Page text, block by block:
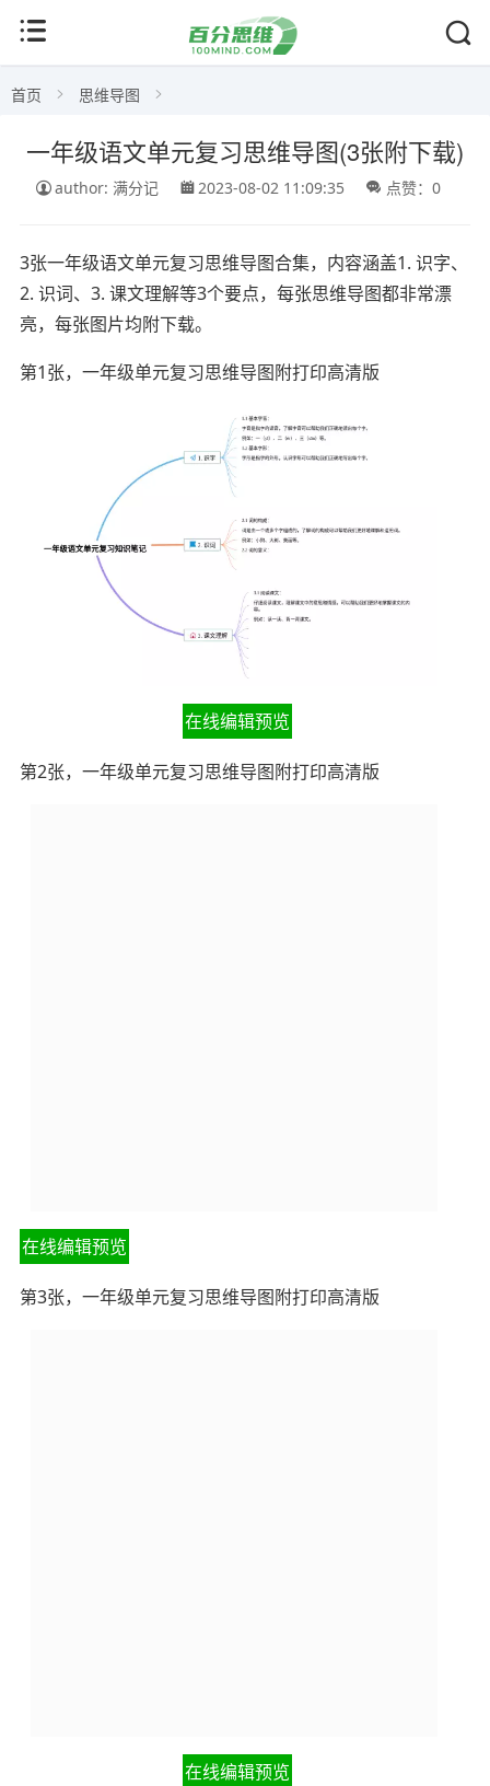
首页 思维导图
一年级语文单元复习思维导图(3张附下载)
author: 满分记 2023-08-02 11:09:35 点赞：0
3张一年级语文单元复习思维导图合集，内容涵盖1. 识字、
2. 识词、3. 课文理解等3个要点，每张思维导图都非常漂
亮，每张图片均附下载。
第1张，一年级单元复习思维导图附打印高清版
在线编辑预览
第2张，一年级单元复习思维导图附打印高清版
在线编辑预览
第3张，一年级单元复习思维导图附打印高清版
在线编辑预览